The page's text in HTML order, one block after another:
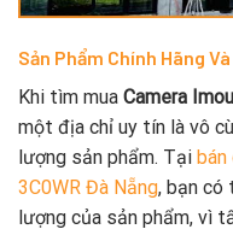
Sản Phẩm Chính Hãng
Khi tìm mua Camera
một địa chỉ uy tín là vô
lượng sản phẩm. Tại
3C0WR Đà Nẵng, bạn có
lượng của sản phẩm, vì